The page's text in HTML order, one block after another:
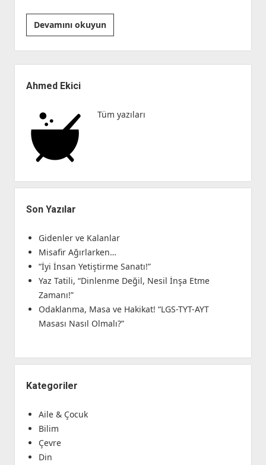
Devamını okuyunRüzgarı
Tersten
Almak
Ve
Menü
Ahmed Ekici
Tüm yazıları
Son Yazılar
Gidenler ve Kalanlar
Misafir Ağırlarken…
“İyi İnsan Yetiştirme Sanatı!”
Yaz Tatili, “Dinlenme Değil, Nesil İnşa Etme
Zamanı!”
Odaklanma, Masa ve Hakikat! “LGS-TYT-AYT
Masası Nasıl Olmalı?”
Kategoriler
Aile & Çocuk
Bilim
Çevre
Din